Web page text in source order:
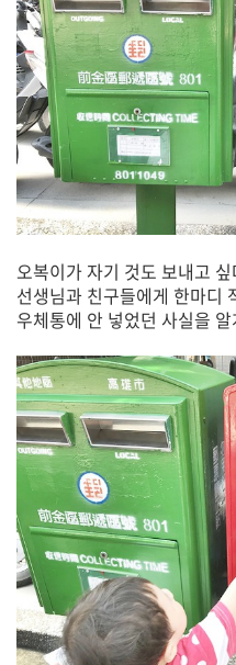
오복이가 자기 것도 보내고
선생님과 친구들에게 한마디
우체통에 안 넣었던 사실을